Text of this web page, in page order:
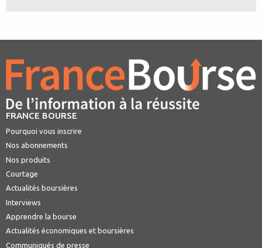
FRANCE BOURSE
Pourquoi vous inscrire
Nos abonnements
Nos produits
Courtage
Actualités boursières
Interviews
Apprendre la bourse
Actualités économiques et boursières
Communiqués de presse